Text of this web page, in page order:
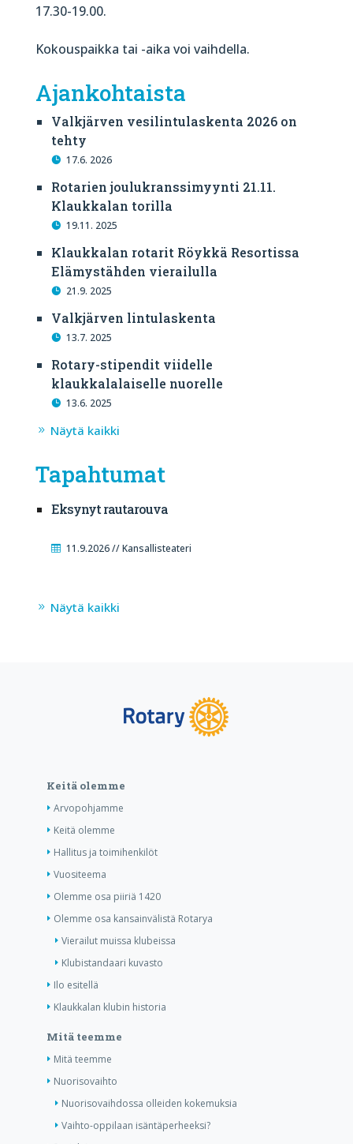
17.30-19.00.
Kokouspaikka tai -aika voi vaihdella.
Ajankohtaista
Valkjärven vesilintulaskenta 2026 on
tehty
17.6. 2026
Rotarien joulukranssimyynti 21.11.
Klaukkalan torilla
19.11. 2025
Klaukkalan rotarit Röykkä Resortissa
Elämystähden vierailulla
21.9. 2025
Valkjärven lintulaskenta
13.7. 2025
Rotary-stipendit viidelle
klaukkalalaiselle nuorelle
13.6. 2025
Näytä kaikki
Tapahtumat
Eksynyt rautarouva
11.9.2026 // Kansallisteateri
Näytä kaikki
Keitä olemme
Arvopohjamme
Keitä olemme
Hallitus ja toimihenkilöt
Vuositeema
Olemme osa piiriä 1420
Olemme osa kansainvälistä Rotarya
Vierailut muissa klubeissa
Klubistandaari kuvasto
Ilo esitellä
Klaukkalan klubin historia
Mitä teemme
Mitä teemme
Nuorisovaihto
Nuorisovaihdossa olleiden kokemuksia
Vaihto-oppilaan isäntäperheeksi?